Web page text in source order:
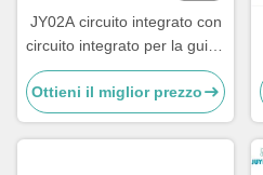
JY02A circuito integrato con
circuito integrato per la guida
di motori senza sensori DC
senza spazzole
Ottieni il miglior prezzo